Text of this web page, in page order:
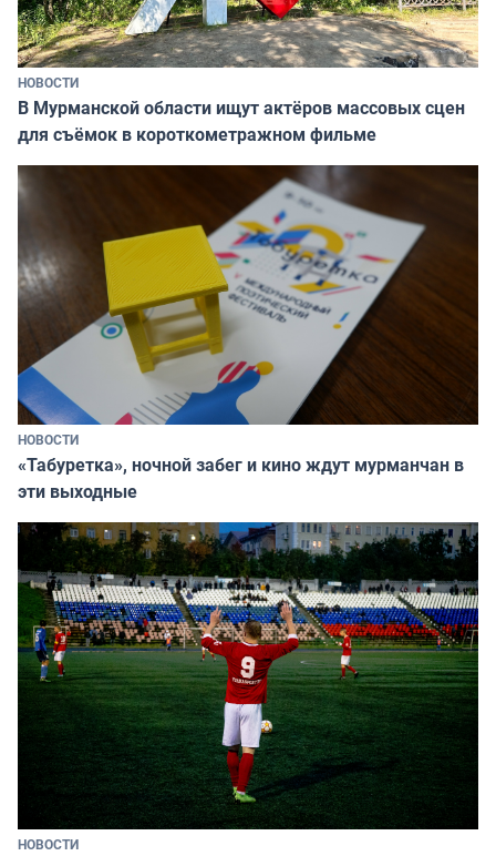
НОВОСТИ
В Мурманской области ищут актёров массовых сцен
для съёмок в короткометражном фильме
НОВОСТИ
«Табуретка», ночной забег и кино ждут мурманчан в
эти выходные
НОВОСТИ